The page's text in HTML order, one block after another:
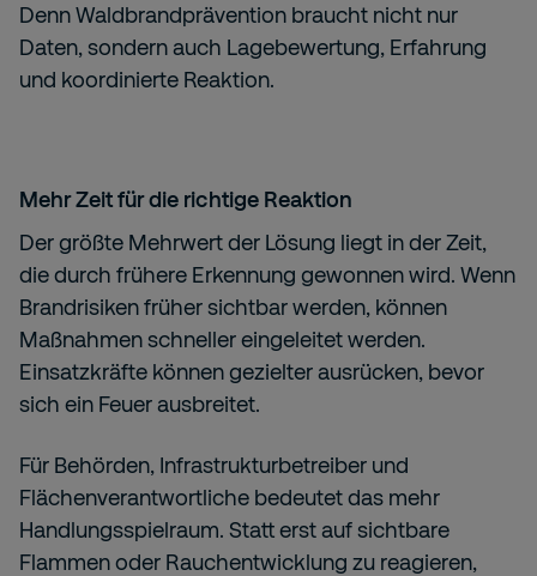
Denn Waldbrandprävention braucht nicht nur
Daten, sondern auch Lagebewertung, Erfahrung
und koordinierte Reaktion.
Mehr Zeit für die richtige Reaktion
Der größte Mehrwert der Lösung liegt in der Zeit,
die durch frühere Erkennung gewonnen wird. Wenn
Brandrisiken früher sichtbar werden, können
Maßnahmen schneller eingeleitet werden.
Einsatzkräfte können gezielter ausrücken, bevor
sich ein Feuer ausbreitet.
Für Behörden, Infrastrukturbetreiber und
Flächenverantwortliche bedeutet das mehr
Handlungsspielraum. Statt erst auf sichtbare
Flammen oder Rauchentwicklung zu reagieren,